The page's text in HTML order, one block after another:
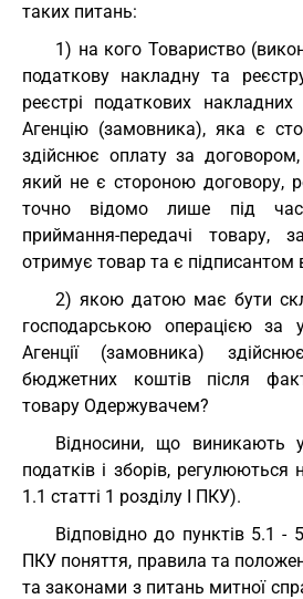
таких питань:
1) на кого Товариство
податкову накладну та
реєстрі податкових
Агенцію (замовника), яка є
здійснює оплату за
який не є стороною договору,
точно відомо лише під час
приймання-передачі товару,
отримує товар та є підписантом
2) якою датою має бути
господарською операцією за
Агенції (замовника)
бюджетних коштів після
товару Одержувачем?
Відносини, що виникають
податків і зборів,
1.1 статті 1 розділу I ПКУ).
Відповідно до пунктів 5.1 -
ПКУ поняття, правила та
та законами з питань митної